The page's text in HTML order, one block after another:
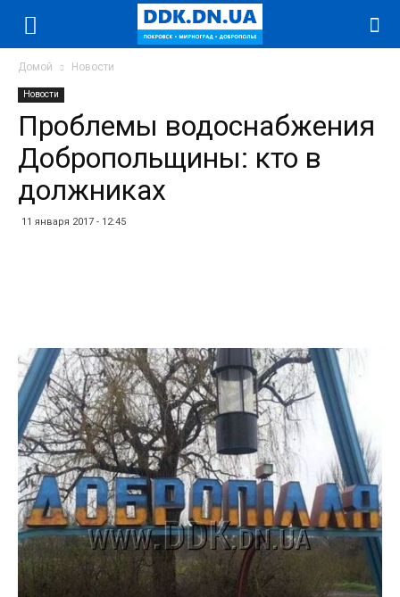
Домой Новости
Новости
Проблемы водоснабжения
Добропольщины: кто в
должниках
11 января 2017 - 12:45